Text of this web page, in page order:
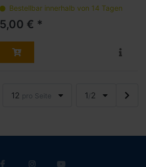
Bestellbar innerhalb von 14 Tagen
5,00 € *
12 pro Seite 1/2